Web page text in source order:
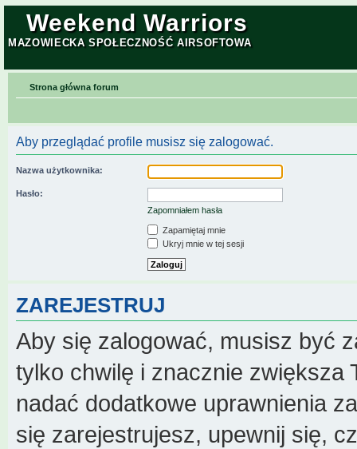
Weekend Warriors
MAZOWIECKA SPOŁECZNOŚĆ AIRSOFTOWA
Strona główna forum
Aby przeglądać profile musisz się zalogować.
Nazwa użytkownika:
Hasło:
Zapomniałem hasła
Zapamiętaj mnie
Ukryj mnie w tej sesji
ZAREJESTRUJ
Aby się zalogować, musisz być
tylko chwilę i znacznie zwiększa
nadać dodatkowe uprawnienia
się zarejestrujesz, upewnij się,